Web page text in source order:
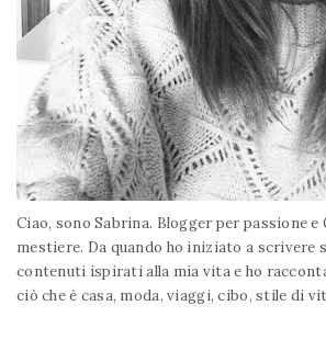
Ciao, sono Sabrina. Blogger per passione
mestiere. Da quando ho iniziato a scrivere
contenuti ispirati alla mia vita e ho
ciò che è casa, moda, viaggi, cibo, stile di